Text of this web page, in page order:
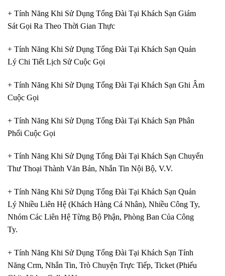
+ Tính Năng Khi Sử Dụng Tổng Đài Tại Khách Sạn Giám
Sát Gọi Ra Theo Thời Gian Thực
+ Tính Năng Khi Sử Dụng Tổng Đài Tại Khách Sạn Quản
Lý Chi Tiết Lịch Sử Cuộc Gọi
+ Tính Năng Khi Sử Dụng Tổng Đài Tại Khách Sạn Ghi Âm
Cuộc Gọi
+ Tính Năng Khi Sử Dụng Tổng Đài Tại Khách Sạn Phân
Phối Cuộc Gọi
+ Tính Năng Khi Sử Dụng Tổng Đài Tại Khách Sạn Chuyển
Thư Thoại Thành Văn Bản, Nhắn Tin Nội Bộ, V.V.
+ Tính Năng Khi Sử Dụng Tổng Đài Tại Khách Sạn Quản
Lý Nhiều Liên Hệ (Khách Hàng Cá Nhân), Nhiều Công Ty,
Nhóm Các Liên Hệ Từng Bộ Phận, Phòng Ban Của Công
Ty.
+ Tính Năng Khi Sử Dụng Tổng Đài Tại Khách Sạn Tính
Năng Crm, Nhắn Tin, Trò Chuyện Trực Tiếp, Ticket (Phiếu